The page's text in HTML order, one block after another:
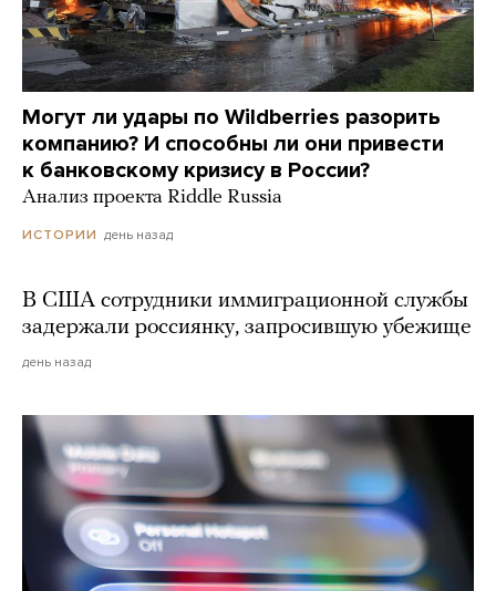
Могут ли удары по Wildberries разорить
компанию? И способны ли они привести
к банковскому кризису в России?
Анализ проекта Riddle Russia
ИСТОРИИ день назад
В США сотрудники иммиграционной службы
задержали россиянку, запросившую убежище
день назад